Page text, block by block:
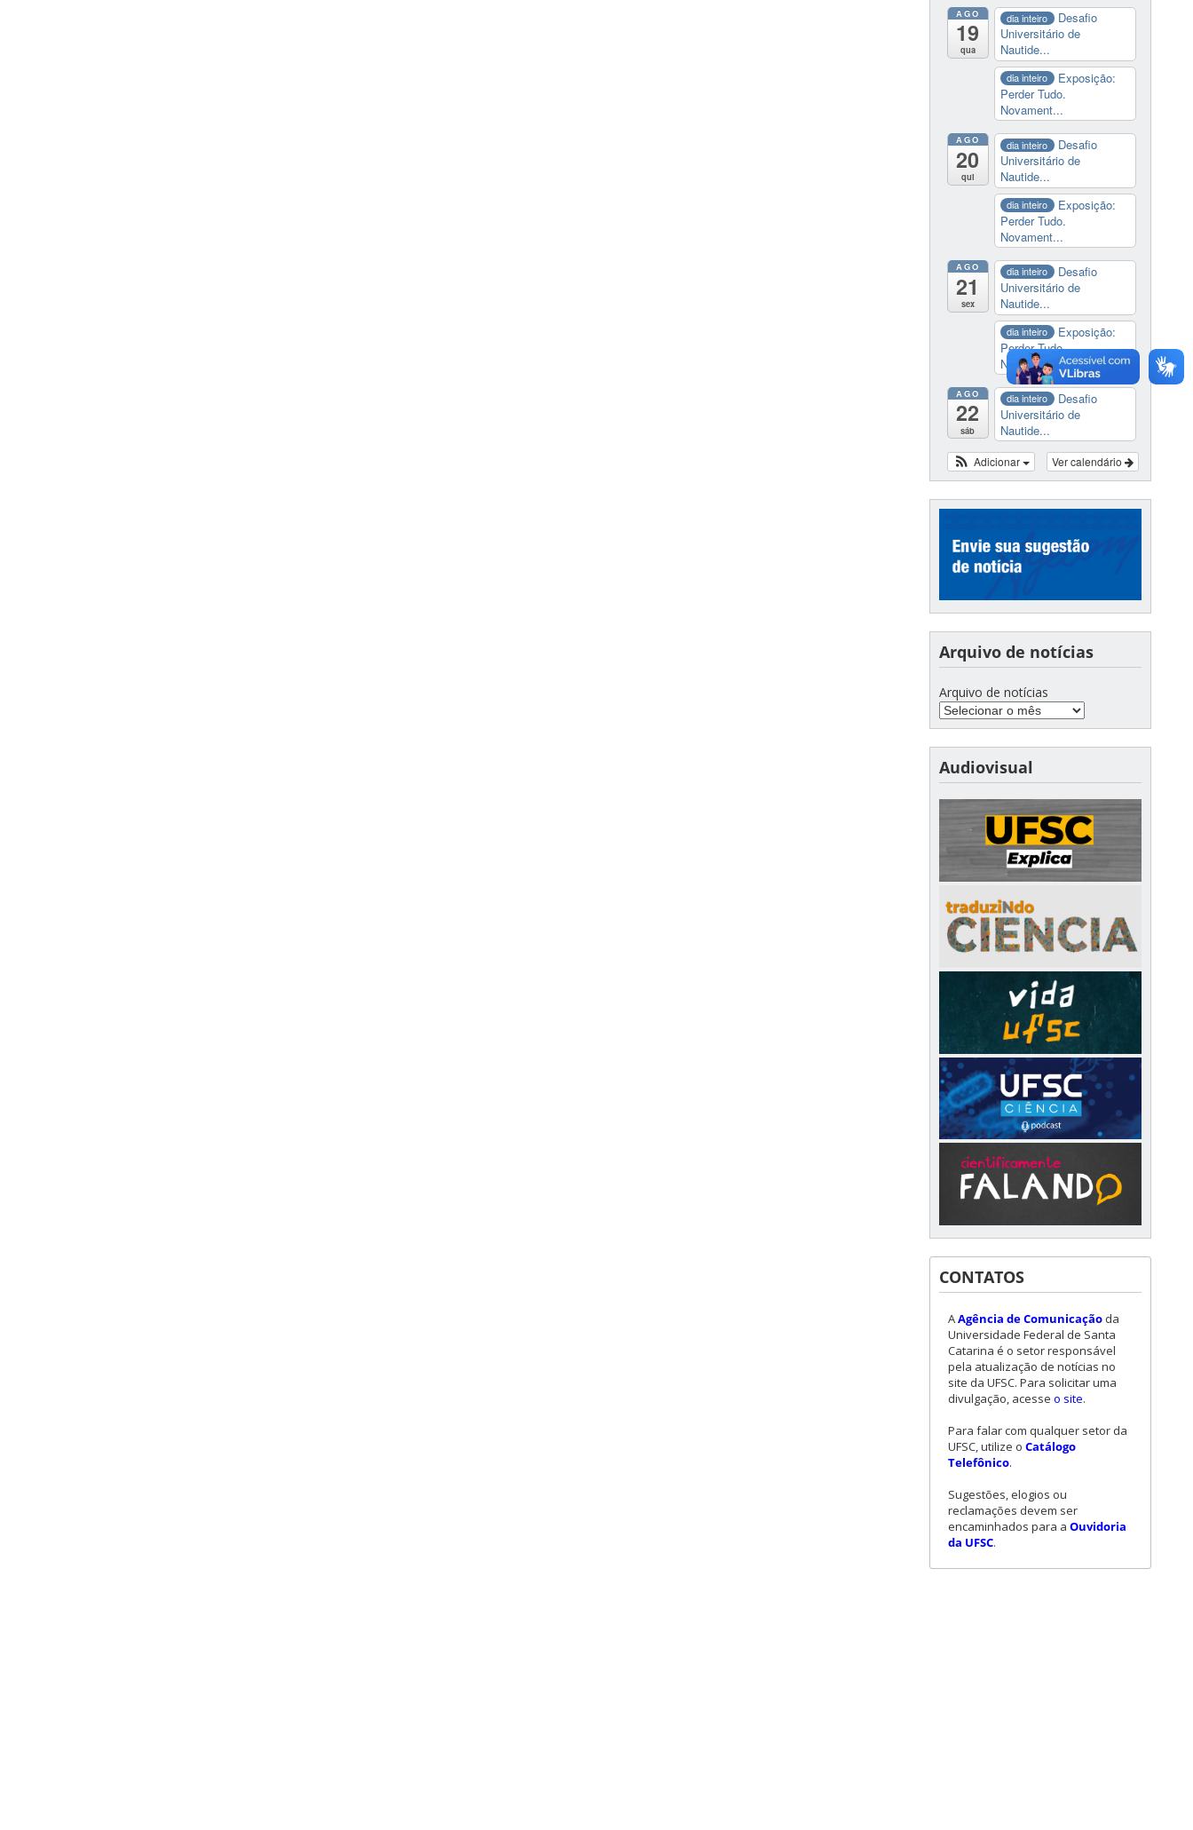
AGO
19
qua
dia inteiro
Desafio
Universitário de
Nautide...
dia inteiro
Exposição:
Perder Tudo.
Novament...
AGO
20
qui
dia inteiro
Desafio
Universitário de
Nautide...
dia inteiro
Exposição:
Perder Tudo.
Novament...
AGO
21
sex
dia inteiro
Desafio
Universitário de
Nautide...
dia inteiro
Exposição:
Perder Tudo.
Novament...
AGO
22
sáb
dia inteiro
Desafio
Universitário de
Nautide...
Ver calendário
Adicionar
Arquivo de notícias
Arquivo de notícias
Audiovisual
CONTATOS
AAgência de Comunicação da
Universidade Federal de Santa
Catarina é o setor responsável
pela atualização de notícias no
site da UFSC. Para solicitar uma
divulgação, acesse o site.
Para falar com qualquer setor da
UFSC, utilize o Catálogo
Telefônico.
Sugestões, elogios ou
reclamações devem ser
encaminhados para a Ouvidoria
da UFSC.